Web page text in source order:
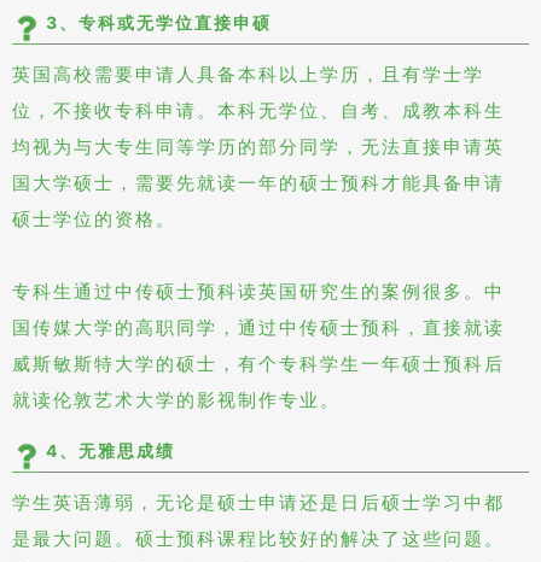
3、专科或无学位直接申硕
英国高校需要申请人具备本科以上学历，且有学士学
位，不接收专科申请。本科无学位、自考、成教本科生
均视为与大专生同等学历的部分同学，无法直接申请英
国大学硕士，需要先就读一年的硕士预科才能具备申请
硕士学位的资格。
专科生通过中传硕士预科读英国研究生的案例很多。中
国传媒大学的高职同学，通过中传硕士预科，直接就读
威斯敏斯特大学的硕士，有个专科学生一年硕士预科后
就读伦敦艺术大学的影视制作专业。
4、无雅思成绩
学生英语薄弱，无论是硕士申请还是日后硕士学习中都
是最大问题。硕士预科课程比较好的解决了这些问题。